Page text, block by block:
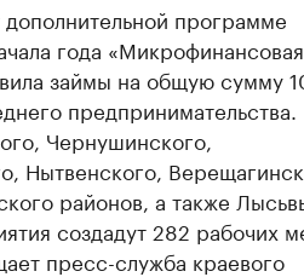
программе
года «Микрофинансовая
займы на общую сумму
предпринимательства.
Чернушинского,
Нытвенского,
районов, а также
создадут 282 рабочих
пресс-служба краевого